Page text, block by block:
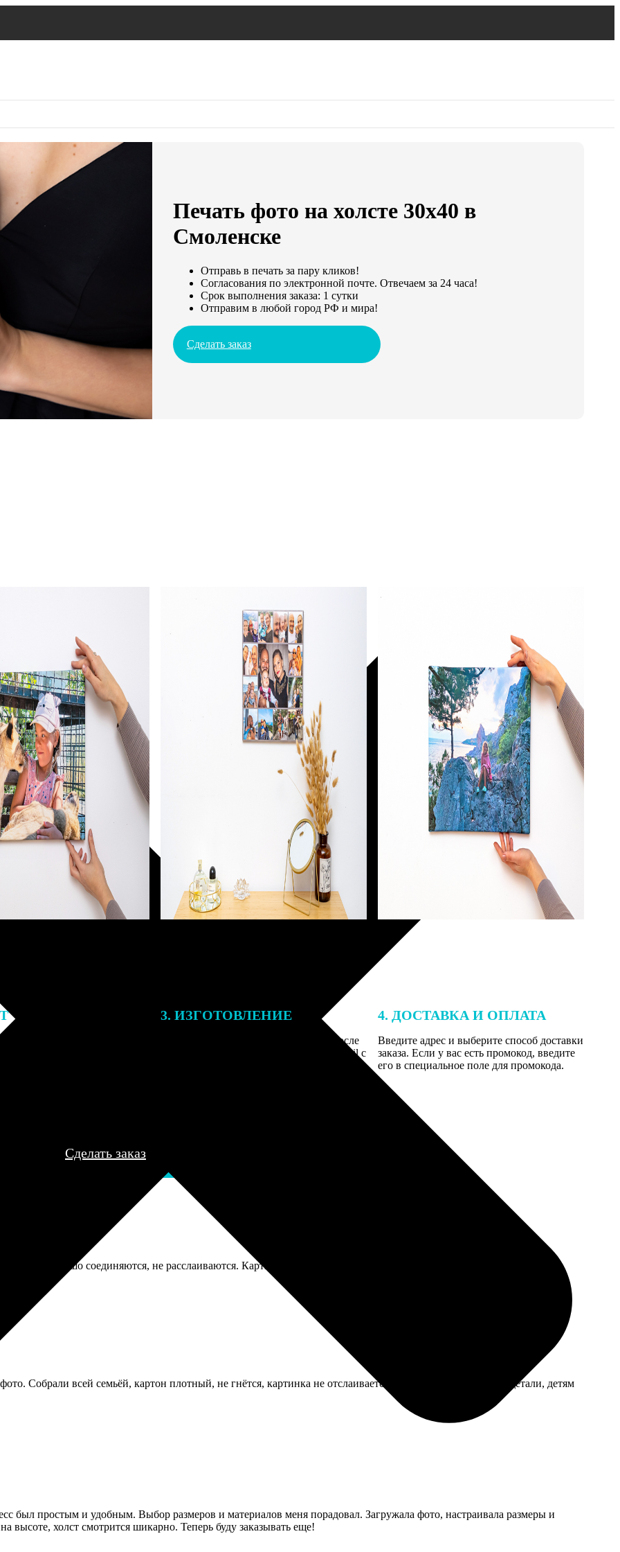
Печать фото на холсте 30х40 в
Смоленске
Отправь в печать за пару кликов!
Согласования по электронной почте. Отвечаем за 24 часа!
Срок выполнения заказа: 1 сутки
Отправим в любой город РФ и мира!
Сделать заказ
заказа к печати
могут связаться с Вами
телефону или email для
деталей.
3. ИЗГОТОВЛЕНИЕ
Оплатите заказ банковской картой. После
оплаты получите подтверждение на email с
4. ДОСТАВКА И ОПЛАТА
Введите адрес и выберите способ доставки
заказа. Если у вас есть промокод, введите
его в специальное поле для промокода.
Сделать заказ
хорошо соединяются, не расслаиваются. Картинка не тусклая. Собрали с семьей за вечер.
Собрали всей семьёй, картон плотный, не гнётся, картинка не отслаивается. Минус — очень мелкие детали, детям
был простым и удобным. Выбор размеров и материалов меня порадовал. Загружала фото, настраивала размеры и
высоте, холст смотрится шикарно. Теперь буду заказывать еще!